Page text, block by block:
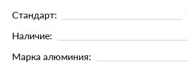
Стандарт:
Наличие:
Марка алюминия: